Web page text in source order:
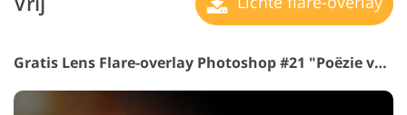
Gratis Lens Flare-overlay Photoshop #21 "Poëzie van Aanwezigheid"